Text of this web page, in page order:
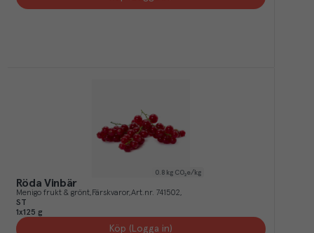
0.8 kg CO₂e/kg
Röda Vinbär
Menigo frukt & grönt Färskvaror Art.nr. 741502
ST
1x125 g
Köp (Logga in)